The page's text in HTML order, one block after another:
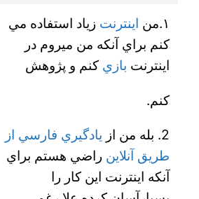
١.من اينترنت زياد استفاده مي
كنم براي آنكه من ميروم در
اينترنت بازي كنم و پژوهش
كنم.
2. بله من از
يادگيري فارسي از
طريق آنلاين راضي هستم براي
آنكه اينترنت اين كار را